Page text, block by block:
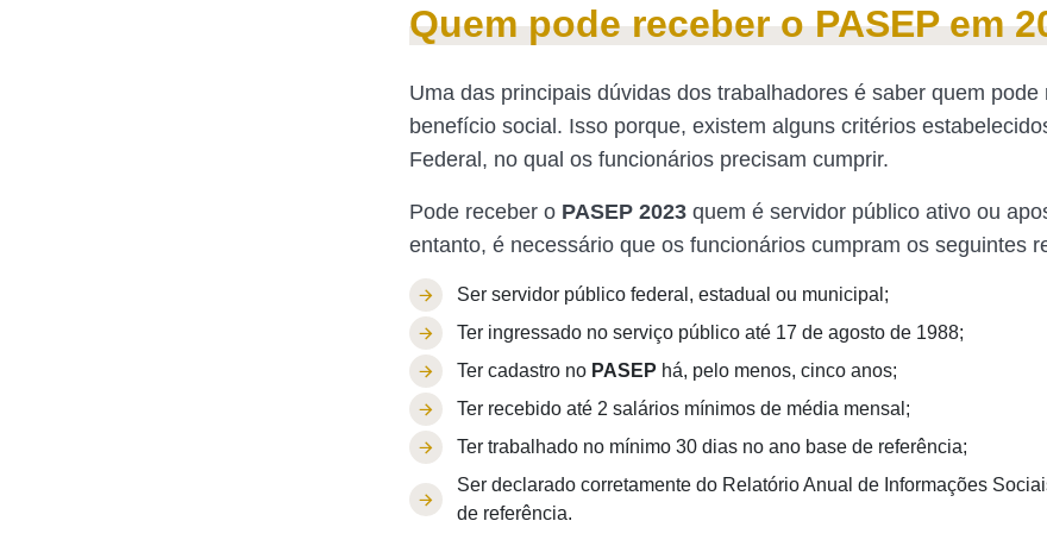
Quem pode receber o PASEP em
Uma das principais dúvidas dos trabalhadores é saber quem pode
benefício social. Isso porque, existem alguns critérios
Federal, no qual os funcionários precisam cumprir.
Pode receber o PASEP 2023 quem é servidor público ativo ou
entanto, é necessário que os funcionários cumpram os seguintes
Ser servidor público federal, estadual ou municipal;
Ter ingressado no serviço público até 17 de agosto de 1988;
Ter cadastro no PASEP há, pelo menos, cinco anos;
Ter recebido até 2 salários mínimos de média mensal;
Ter trabalhado no mínimo 30 dias no ano base de referência;
Ser declarado corretamente do Relatório Anual de Informações
de referência.